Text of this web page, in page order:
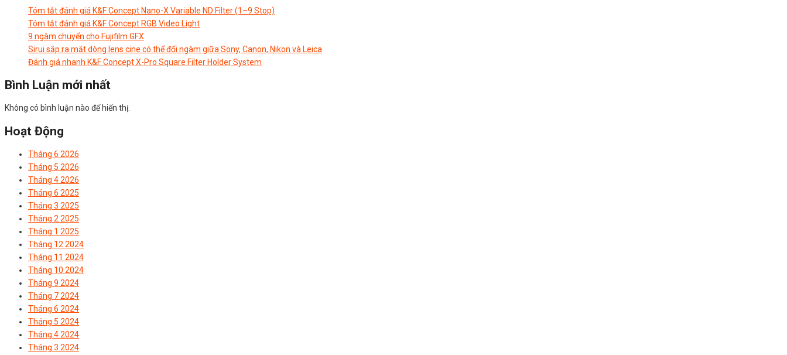
Tóm tắt đánh giá K&F Concept Nano-X Variable ND Filter (1–9 Stop)
Tóm tắt đánh giá K&F Concept RGB Video Light
9 ngàm chuyển cho Fujifilm GFX
Sirui sắp ra mắt dòng lens cine có thể đổi ngàm giữa Sony, Canon, Nikon và Leica
Đánh giá nhanh K&F Concept X-Pro Square Filter Holder System
Bình Luận mới nhất
Không có bình luận nào để hiển thị.
Hoạt Động
Tháng 6 2026
Tháng 5 2026
Tháng 4 2026
Tháng 6 2025
Tháng 3 2025
Tháng 2 2025
Tháng 1 2025
Tháng 12 2024
Tháng 11 2024
Tháng 10 2024
Tháng 9 2024
Tháng 7 2024
Tháng 6 2024
Tháng 5 2024
Tháng 4 2024
Tháng 3 2024